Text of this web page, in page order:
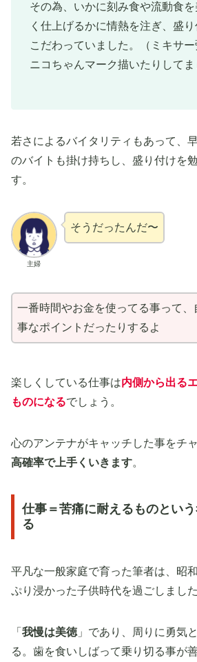
その為、いかに刻み食や流動食
く仕上げるかに情熱を注ぎ、盛
こだわっていました。（ミキサ
ニコちゃんマーク描いたりしてま
若さによるバイタリティもあって、
のバイトも掛け持ちし、盛り付けを
す。
主婦
そうだったんだ〜
一番時間やお金を使ってる事って、
事なポイントだったりするよ
楽しくしている仕事は内側から出る
ものになるでしょう。
心のアンテナがキャッチした事をチ
高確率で上手くいきます。
仕事＝苦痛に耐えるものとい
る
平凡な一般家庭で育った筆者は、昭
ぷり浸かった子供時代を過ごしました
「 我慢は美徳」であり、周りに勇気
る。歯を食いしばって乗り切る事が善